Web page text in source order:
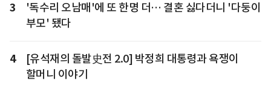
3
'독수리 오남매'에 또 한명 더… 결혼 싫다더니 '다둥이
부모' 됐다
4
[유석재의 돌발史전 2.0] 박정희 대통령과 욕쟁이
할머니 이야기